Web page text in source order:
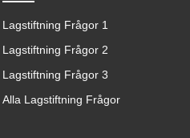
Lagstiftning Frågor 1
Lagstiftning Frågor 2
Lagstiftning Frågor 3
Alla Lagstiftning Frågor